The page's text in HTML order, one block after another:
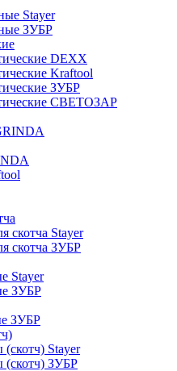
Stayer
ЗУБР
DEXX
Kraftool
ЗУБР
СВЕТОЗАР
скотча Stayer
скотча ЗУБР
Stayer
ЗУБР
ЗУБР
Stayer
(скотч) ЗУБР